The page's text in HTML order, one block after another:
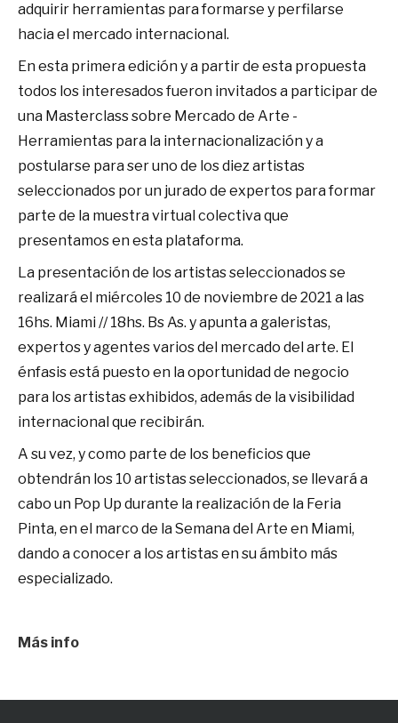
adquirir herramientas para formarse y perfilarse
hacia el mercado internacional.
En esta primera edición y a partir de esta propuesta
todos los interesados fueron invitados a participar de
una Masterclass sobre Mercado de Arte -
Herramientas para la internacionalización y a
postularse para ser uno de los diez artistas
seleccionados por un jurado de expertos para formar
parte de la muestra virtual colectiva que
presentamos en esta plataforma.
La presentación de los artistas seleccionados se
realizará el miércoles 10 de noviembre de 2021 a las
16hs. Miami // 18hs. Bs As. y apunta a galeristas,
expertos y agentes varios del mercado del arte. El
énfasis está puesto en la oportunidad de negocio
para los artistas exhibidos, además de la visibilidad
internacional que recibirán.
A su vez, y como parte de los beneficios que
obtendrán los 10 artistas seleccionados, se llevará a
cabo un Pop Up durante la realización de la Feria
Pinta, en el marco de la Semana del Arte en Miami,
dando a conocer a los artistas en su ámbito más
especializado.
Más info